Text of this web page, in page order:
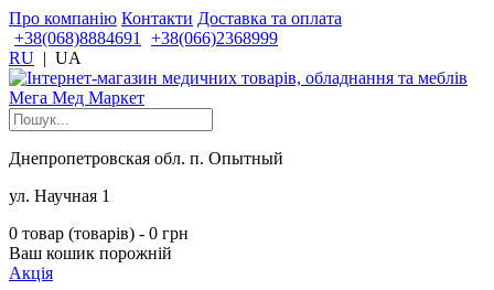
Про компанію Контакти Доставка та оплата
+38(068)8884691
+38(066)2368999
RU | UA
Днепропетровская обл. п. Опытный
ул. Научная 1
0 товар (товарів) - 0 грн
Ваш кошик порожній
Акція